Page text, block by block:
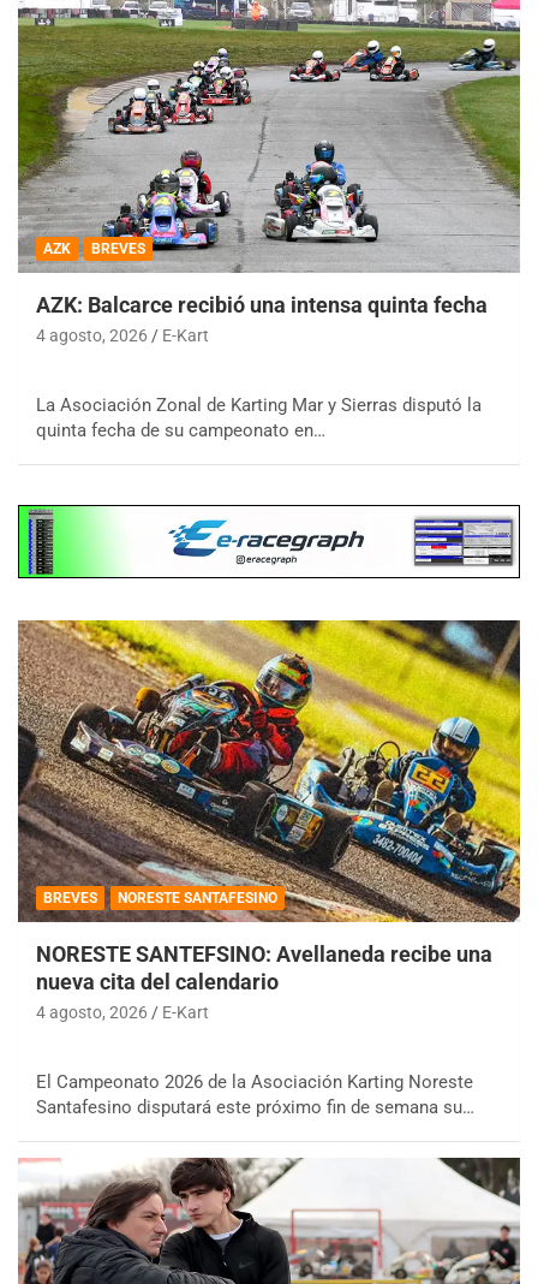
AZK BREVES
AZK: Balcarce recibió una intensa quinta fecha
4 agosto, 2026 E-Kart
La Asociación Zonal de Karting Mar y Sierras disputó la
quinta fecha de su campeonato en…
BREVES NORESTE SANTAFESINO
NORESTE SANTEFSINO: Avellaneda recibe una
nueva cita del calendario
4 agosto, 2026 E-Kart
El Campeonato 2026 de la Asociación Karting Noreste
Santafesino disputará este próximo fin de semana su…